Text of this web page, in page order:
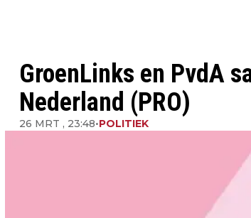
GroenLinks en PvdA
Nederland (PRO)
26 MRT , 23:48•POLITIEK